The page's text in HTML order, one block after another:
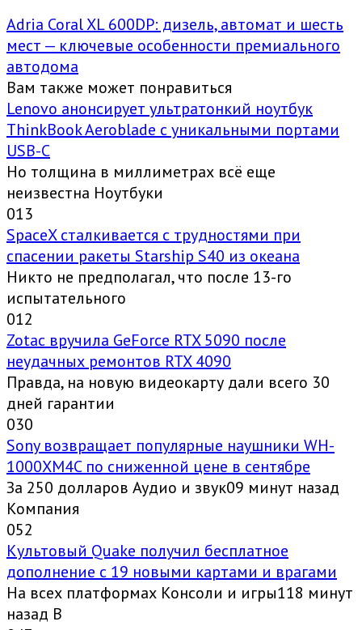
Adria Coral XL 600DP: дизель, автомат и шесть
мест — ключевые особенности премиального
автодома
Вам также может понравиться
Lenovo анонсирует ультратонкий ноутбук
ThinkBook Aeroblade с уникальными портами
USB-C
Но толщина в миллиметрах всё еще
неизвестна Ноутбуки
013
SpaceX сталкивается с трудностями при
спасении ракеты Starship S40 из океана
Никто не предполагал, что после 13-го
испытательного
012
Zotac вручила GeForce RTX 5090 после
неудачных ремонтов RTX 4090
Правда, на новую видеокарту дали всего 30
дней гарантии
030
Sony возвращает популярные наушники WH-
1000XM4C по сниженной цене в сентябре
За 250 долларов Аудио и звук09 минут назад
Компания
052
Культовый Quake получил бесплатное
дополнение с 19 новыми картами и врагами
На всех платформах Консоли и игры118 минут
назад В